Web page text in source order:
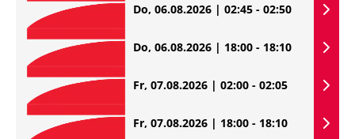
Do, 06.08.2026 | 02:45 - 02:50
Do, 06.08.2026 | 18:00 - 18:10
Fr, 07.08.2026 | 02:00 - 02:05
Fr, 07.08.2026 | 18:00 - 18:10